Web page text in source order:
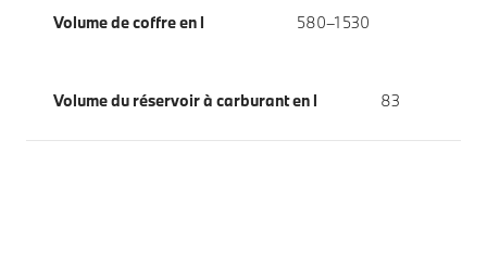
Volume de coffre en l 580–1 530
Volume du réservoir à carburant en l 83